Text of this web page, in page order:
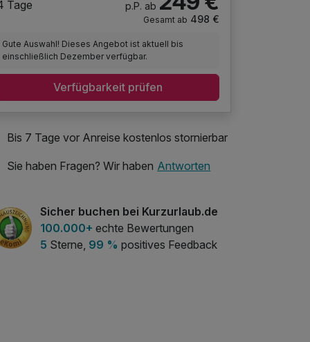
Tage
p.P. ab
Gesamt ab 498 €
Gute Auswahl! Dieses Angebot ist aktuell bis
einschließlich Dezember verfügbar.
Verfügbarkeit prüfen
Bis 7 Tage vor Anreise kostenlos stornierbar
Sie haben Fragen? Wir haben Antworten
Sicher buchen bei Kurzurlaub.de
100.000+ echte Bewertungen
5 Sterne, 99 % positives Feedback